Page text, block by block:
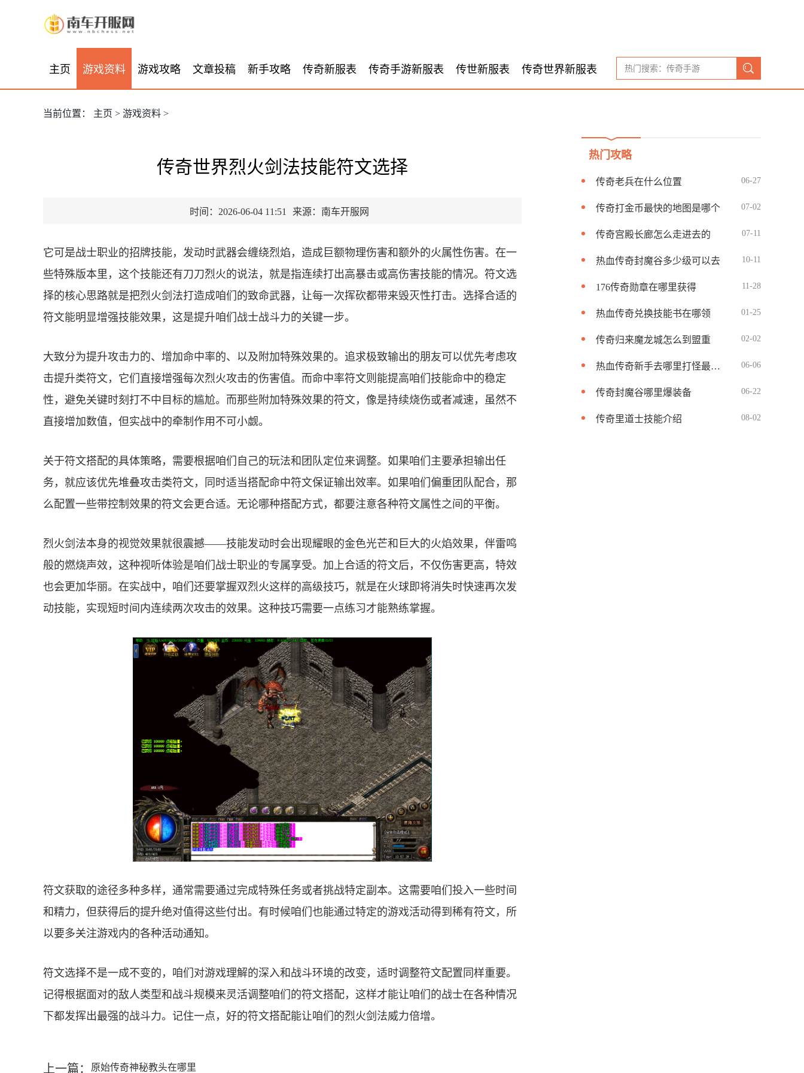
主页 游戏资料 游戏攻略 文章投稿 新手攻略 传奇新服表 传奇手游新服表 传世新服表 传奇世界新服表
当前位置： 主页 > 游戏资料 >
传奇世界烈火剑法技能符文选择
时间：2026-06-04 11:51 来源：南车开服网
它可是战士职业的招牌技能，发动时武器会缠绕烈焰，造成巨额物理伤害和额外的火属性伤害。在一
些特殊版本里，这个技能还有刀刀烈火的说法，就是指连续打出高暴击或高伤害技能的情况。符文选
择的核心思路就是把烈火剑法打造成咱们的致命武器，让每一次挥砍都带来毁灭性打击。选择合适的
符文能明显增强技能效果，这是提升咱们战士战斗力的关键一步。
大致分为提升攻击力的、增加命中率的、以及附加特殊效果的。追求极致输出的朋友可以优先考虑攻
击提升类符文，它们直接增强每次烈火攻击的伤害值。而命中率符文则能提高咱们技能命中的稳定
性，避免关键时刻打不中目标的尴尬。而那些附加特殊效果的符文，像是持续烧伤或者减速，虽然不
直接增加数值，但实战中的牵制作用不可小觑。
关于符文搭配的具体策略，需要根据咱们自己的玩法和团队定位来调整。如果咱们主要承担输出任
务，就应该优先堆叠攻击类符文，同时适当搭配命中符文保证输出效率。如果咱们偏重团队配合，那
么配置一些带控制效果的符文会更合适。无论哪种搭配方式，都要注意各种符文属性之间的平衡。
烈火剑法本身的视觉效果就很震撼——技能发动时会出现耀眼的金色光芒和巨大的火焰效果，伴雷鸣
般的燃烧声效，这种视听体验是咱们战士职业的专属享受。加上合适的符文后，不仅伤害更高，特效
也会更加华丽。在实战中，咱们还要掌握双烈火这样的高级技巧，就是在火球即将消失时快速再次发
动技能，实现短时间内连续两次攻击的效果。这种技巧需要一点练习才能熟练掌握。
符文获取的途径多种多样，通常需要通过完成特殊任务或者挑战特定副本。这需要咱们投入一些时间
和精力，但获得后的提升绝对值得这些付出。有时候咱们也能通过特定的游戏活动得到稀有符文，所
以要多关注游戏内的各种活动通知。
符文选择不是一成不变的，咱们对游戏理解的深入和战斗环境的改变，适时调整符文配置同样重要。
记得根据面对的敌人类型和战斗规模来灵活调整咱们的符文搭配，这样才能让咱们的战士在各种情况
下都发挥出最强的战斗力。记住一点，好的符文搭配能让咱们的烈火剑法威力倍增。
上一篇： 原始传奇神秘教头在哪里
热门攻略
传奇老兵在什么位置 06-27
传奇打金币最快的地图是哪个 07-02
传奇宫殿长廊怎么走进去的 07-11
热血传奇封魔谷多少级可以去 10-11
176传奇勋章在哪里获得 11-28
热血传奇兑换技能书在哪领 01-25
传奇归来魔龙城怎么到盟重 02-02
热血传奇新手去哪里打怪最快啊 06-06
传奇封魔谷哪里爆装备 06-22
传奇里道士技能介绍 08-02